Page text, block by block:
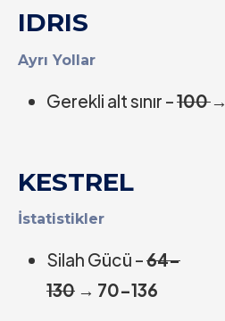
IDRIS
Ayrı Yollar
Gerekli alt sınır –100→
KESTREL
İstatistikler
Silah Gücü –64-
130 → 70-136